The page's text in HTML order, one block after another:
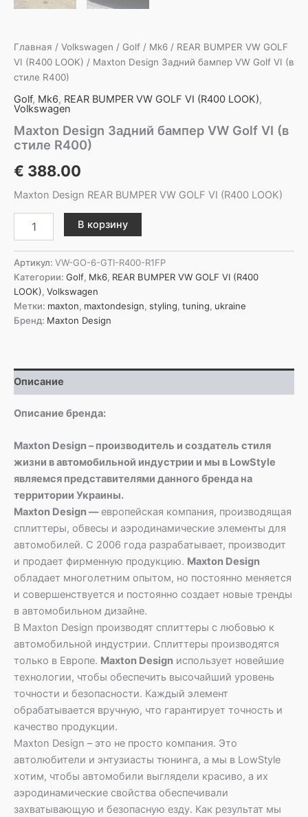
Главная / Volkswagen / Golf / Mk6 / REAR BUMPER VW GOLF
VI (R400 LOOK) / Maxton Design Задний бампер VW Golf VI (в
стиле R400)
Golf, Mk6, REAR BUMPER VW GOLF VI (R400 LOOK),
Volkswagen
Maxton Design Задний бампер VW Golf VI (в
стиле R400)
€ 388.00
Maxton Design REAR BUMPER VW GOLF VI (R400 LOOK)
товара
Design
Задний
бампер
VW
Golf
VI
R400)
В корзину
Артикул: VW-GO-6-GTI-R400-R1FP
Категории: Golf, Mk6, REAR BUMPER VW GOLF VI (R400
LOOK), Volkswagen
Метки: maxton, maxtondesign, styling, tuning, ukraine
Бренд: Maxton Design
Описание
Описание бренда:
Maxton Design – производитель и создатель стиля
жизни в автомобильной индустрии и мы в LowStyle
являемся представителями данного бренда на
территории Украины.
Maxton Design —европейская компания, производящая
сплиттеры, обвесы и аэродинамические элементы для
автомобилей. С 2006 года разрабатывает, производит
и продает фирменную продукцию. Maxton Design
обладает многолетним опытом, но постоянно меняется
и совершенствуется и постоянно создает новые тренды
в автомобильном дизайне.
В Maxton Design производят сплиттеры с любовью к
автомобильной индустрии. Сплиттеры производятся
только в Европе. Maxton Design использует новейшие
технологии, чтобы обеспечить высочайший уровень
точности и безопасности. Каждый элемент
обрабатывается вручную, что гарантирует точность и
качество продукции.
Maxton Design – это не просто компания. Это
автолюбители и энтузиасты тюнинга, а мы в LowStyle
хотим, чтобы автомобили выглядели красиво, а их
аэродинамические свойства обеспечивали
захватывающую и безопасную езду. Как результат мы